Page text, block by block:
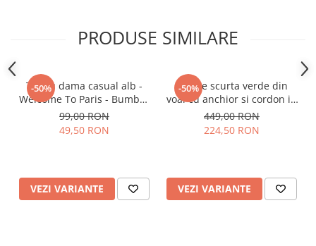
PRODUSE SIMILARE
-50%
Tricou dama casual alb -
Welcome To Paris - Bumbac
Organic
99,00 RON
49,50 RON
VEZI VARIANTE
-50%
Rochie scurta verde din
voal cu anchior si cordon in
talie
449,00 RON
224,50 RON
VEZI VARIANTE